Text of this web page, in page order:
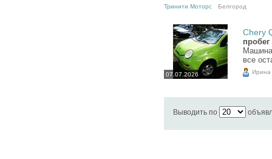
Тринити Моторс Белгород
07.07.2026
Chery
все
Ирина
Выводить по